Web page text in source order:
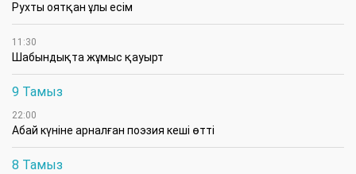
Рухты оятқан ұлы есім
11:30
Шабындықта жұмыс қауырт
9 Тамыз
22:00
Абай күніне арналған поэзия кеші өтті
8 Тамыз